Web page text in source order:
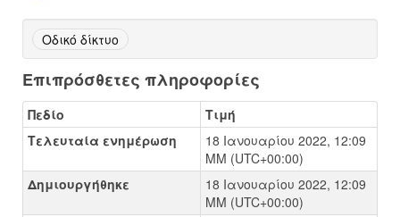
Οδικό δίκτυο
Επιπρόσθετες πληροφορίες
Πεδίο
Τιμή
Τελευταία ενημέρωση
18 Ιανουαρίου 2022, 12:09
ΜΜ (UTC+00:00)
Δημιουργήθηκε
18 Ιανουαρίου 2022, 12:09
ΜΜ (UTC+00:00)